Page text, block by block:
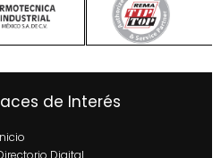
de Interés